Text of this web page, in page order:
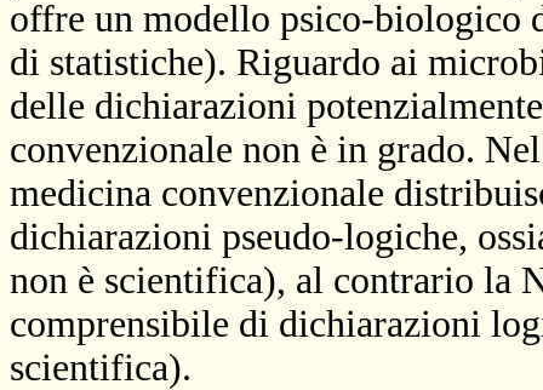
offre un modello psico-biologico
di statistiche). Riguardo ai
delle dichiarazioni
convenzionale non è in grado.
medicina convenzionale
dichiarazioni pseudo-logiche,
non è scientifica), al contrario la
comprensibile di dichiarazioni
scientifica).